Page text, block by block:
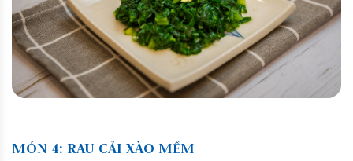
MÓN 4: RAU CẢI XÀO MỀM